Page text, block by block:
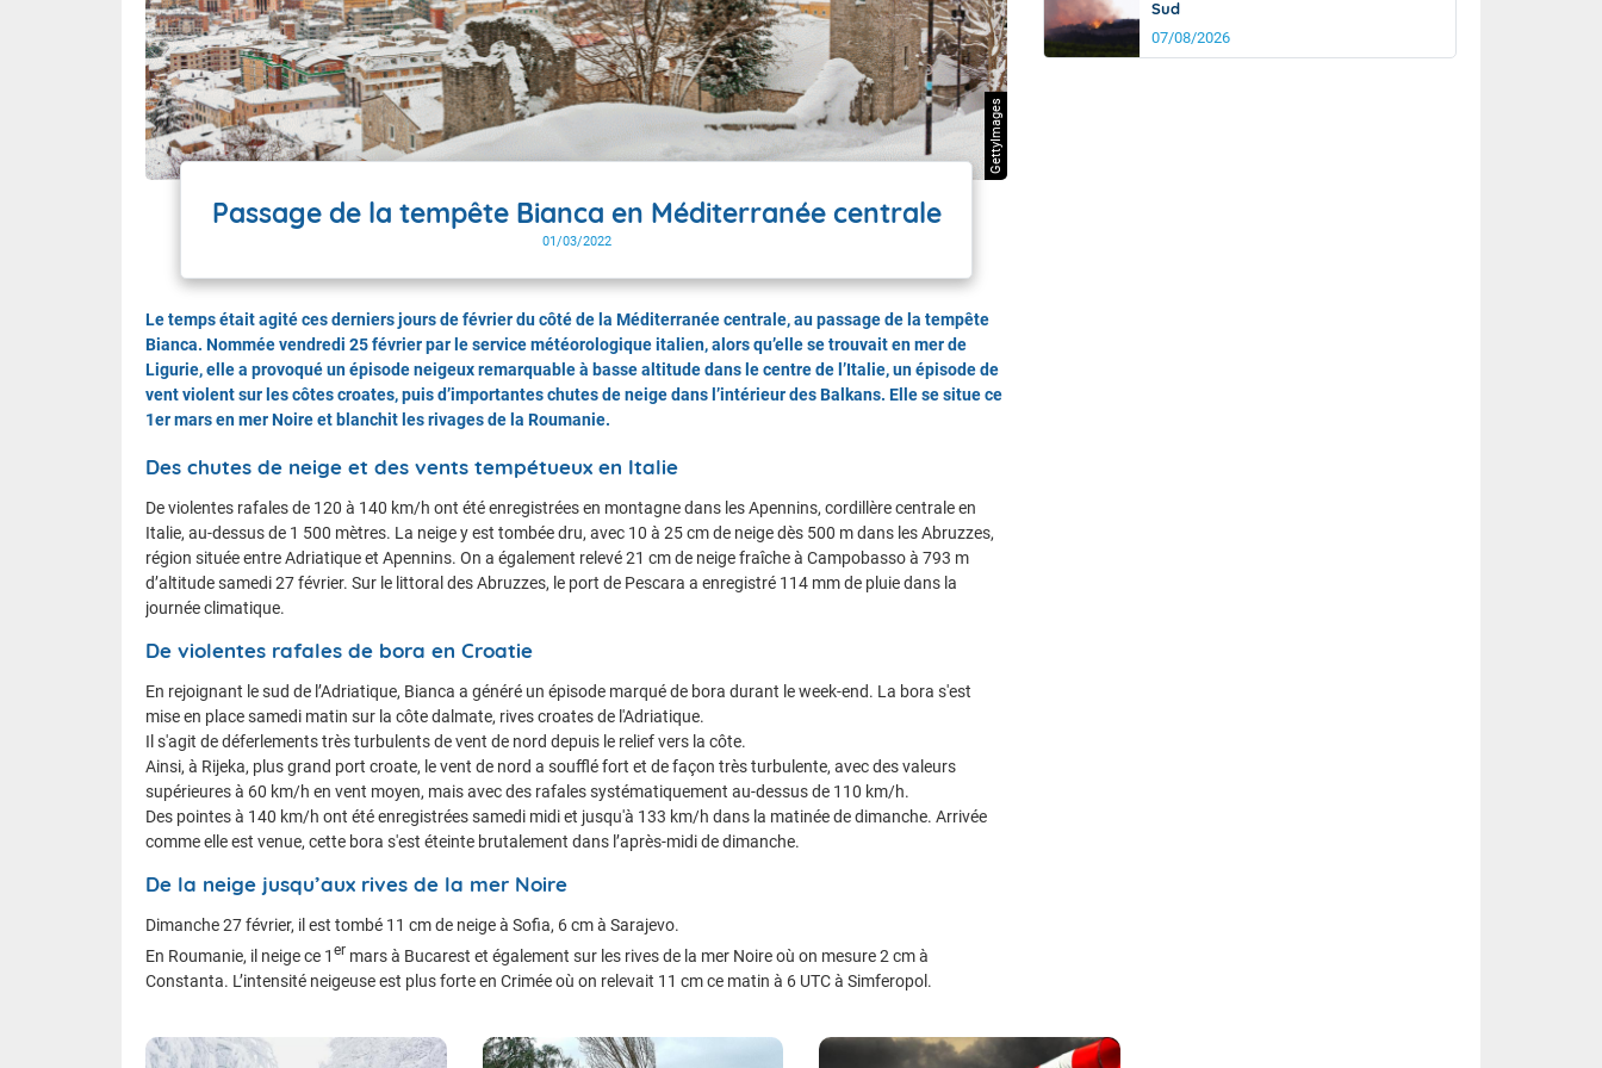
Wallis et Futuna
Grand froid
GettyImages
Passage de la tempête Bianca en Méditerranée centrale
01/03/2022
Le temps était agité ces derniers jours de février du côté de la Méditerranée centrale, au passage de la tempête
Bianca. Nommée vendredi 25 février par le service météorologique italien, alors qu’elle se trouvait en mer de
Ligurie, elle a provoqué un épisode neigeux remarquable à basse altitude dans le centre de l’Italie, un épisode de
vent violent sur les côtes croates, puis d’importantes chutes de neige dans l’intérieur des Balkans. Elle se situe ce
1er mars en mer Noire et blanchit les rivages de la Roumanie.
Des chutes de neige et des vents tempétueux en Italie
De violentes rafales de 120 à 140 km/h ont été enregistrées en montagne dans les Apennins, cordillère centrale en
Italie, au-dessus de 1 500 mètres. La neige y est tombée dru, avec 10 à 25 cm de neige dès 500 m dans les Abruzzes,
région située entre Adriatique et Apennins. On a également relevé 21 cm de neige fraîche à Campobasso à 793 m
d’altitude samedi 27 février. Sur le littoral des Abruzzes, le port de Pescara a enregistré 114 mm de pluie dans la
journée climatique.
De violentes rafales de bora en Croatie
En rejoignant le sud de l’Adriatique, Bianca a généré un épisode marqué de bora durant le week-end. La bora s'est
mise en place samedi matin sur la côte dalmate, rives croates de l'Adriatique.
Il s'agit de déferlements très turbulents de vent de nord depuis le relief vers la côte.
Ainsi, à Rijeka, plus grand port croate, le vent de nord a soufflé fort et de façon très turbulente, avec des valeurs
supérieures à 60 km/h en vent moyen, mais avec des rafales systématiquement au-dessus de 110 km/h.
Des pointes à 140 km/h ont été enregistrées samedi midi et jusqu'à 133 km/h dans la matinée de dimanche. Arrivée
comme elle est venue, cette bora s'est éteinte brutalement dans l’après-midi de dimanche.
De la neige jusqu’aux rives de la mer Noire
Dimanche 27 février, il est tombé 11 cm de neige à Sofia, 6 cm à Sarajevo.
En Roumanie, il neige ce 1 er mars à Bucarest et également sur les rives de la mer Noire où on mesure 2 cm à
Constanta. L’intensité neigeuse est plus forte en Crimée où on relevait 11 cm ce matin à 6 UTC à Simferopol.
Sud
07/08/2026